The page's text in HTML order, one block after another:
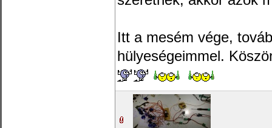
Itt a mesém vége,
hülyeségeimmel.